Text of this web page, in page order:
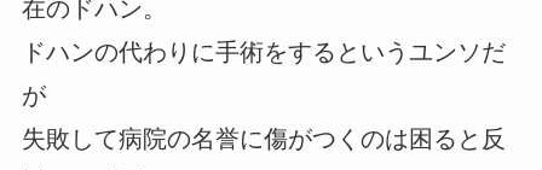
在のドハン。
ドハンの代わりに手術をするというユンソだ
が
失敗して病院の名誉に傷がつくのは困ると反